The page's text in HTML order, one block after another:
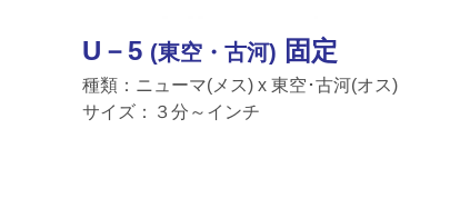
U－5 (東空・古河) 固定
種類：ニューマ(メス) x 東空･古河(オス)
サイズ：３分～インチ